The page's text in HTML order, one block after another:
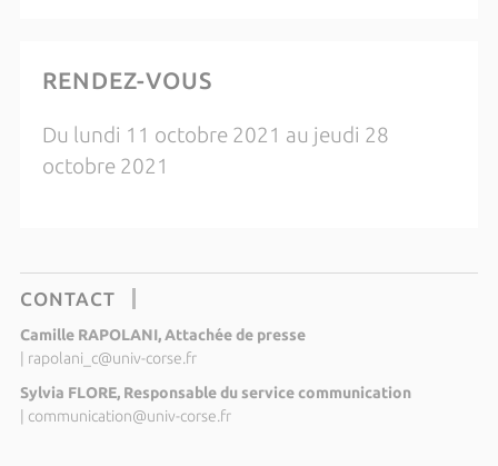
RENDEZ-VOUS
Du lundi 11 octobre 2021 au jeudi 28
octobre 2021
CONTACT
Camille RAPOLANI, Attachée de presse
rapolani_c@univ-corse.fr
Sylvia FLORE, Responsable du service communication
communication@univ-corse.fr